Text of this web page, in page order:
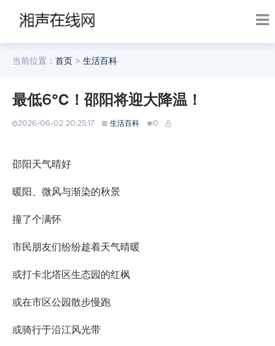
当前位置： 首页 > 生活百科
最低6℃！邵阳将迎大降温！
2026-06-02 20:25:17 生活百科 0
邵阳天气晴好
暖阳、微风与渐染的秋景
撞了个满怀
市民朋友们纷纷趁着天气晴暖
或打卡北塔区生态园的红枫
或在市区公园散步慢跑
或骑行于沿江风光带